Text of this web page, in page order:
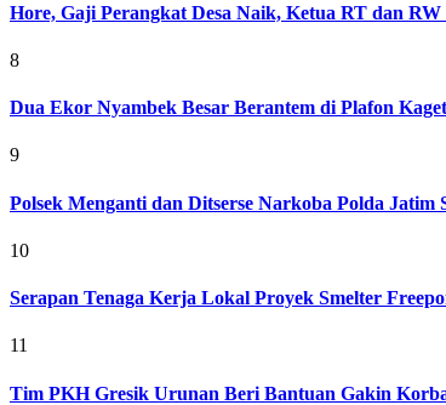
Hore, Gaji Perangkat Desa Naik, Ketua RT dan
8
Dua Ekor Nyambek Besar Berantem di Plafon
9
Polsek Menganti dan Ditserse Narkoba Polda
10
Serapan Tenaga Kerja Lokal Proyek Smelter
11
Tim PKH Gresik Urunan Beri Bantuan Gakin